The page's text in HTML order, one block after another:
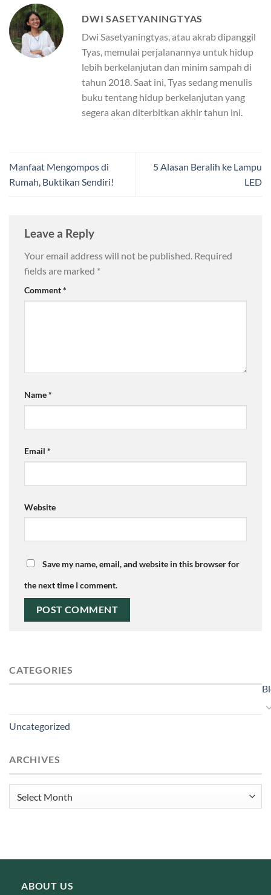
DWI SASETYANINGTYAS
Dwi Sasetyaningtyas, atau akrab dipanggil
Tyas, memulai perjalanannya untuk hidup
lebih berkelanjutan dan minim sampah di
tahun 2018. Saat ini, Tyas sedang menulis
buku tentang hidup berkelanjutan yang
segera akan diterbitkan akhir tahun ini.
Manfaat Mengompos di
Rumah, Buktikan Sendiri!
5 Alasan Beralih ke Lampu
LED
Leave a Reply
Your email address will not be published. Required
fields are marked *
Comment*
Name*
Email *
Website
Save my name, email, and website in this browser for
the next time I comment.
CATEGORIES
Uncategorized
ARCHIVES
Archives
ABOUT US